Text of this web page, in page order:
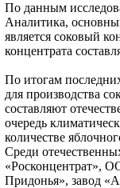
По данным
Аналитика,
является соковый
концентрата
По итогам
для производства
составляют
очередь
количестве
Среди
«Росконцентрат»,
Придонья», завод